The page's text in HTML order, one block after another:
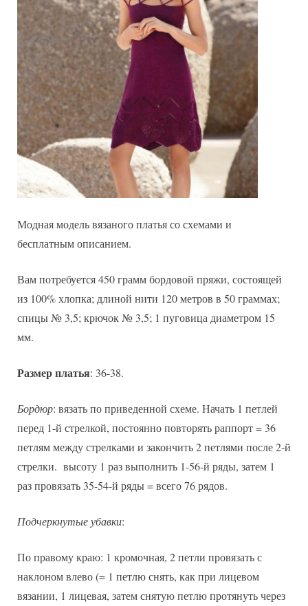
Модная модель вязаного платья со схемами и
бесплатным описанием.
Вам потребуется 450 грамм бордовой пряжи, состоящей
из 100% хлопка; длиной нити 120 метров в 50 граммах;
спицы № 3,5; крючок № 3,5; 1 пуговица диаметром 15
мм.
Размер платья: 36-38.
Бордюр: вязать по приведенной схеме. Начать 1 петлей
перед 1-й стрелкой, постоянно повторять раппорт = 36
петлям между стрелками и закончить 2 петлями после 2-й
стрелки. высоту 1 раз выполнить 1-56-й ряды, затем 1
раз провязать 35-54-й ряды = всего 76 рядов.
Подчеркнутые убавки:
По правому краю: 1 кромочная, 2 петли провязать с
наклоном влево (= 1 петлю снять, как при лицевом
вязании, 1 лицевая, затем снятую петлю протянуть через